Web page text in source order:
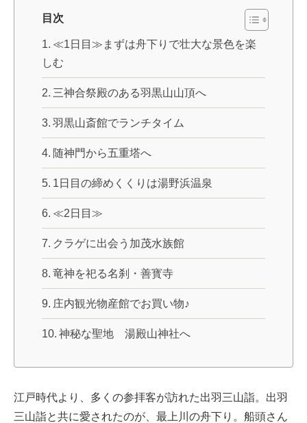
目次
≪1日目≫まずは舟下りで壮大な景色を楽
しむ
三神合祭殿のある羽黒山山頂へ
羽黒山斎館でランチタイム
随神門から五重塔へ
1日目の締めくくりは湯野浜温泉
≪2日目≫
クラゲに出会う加茂水族館
竜神を祀る名刹・善寳寺
庄内観光物産館でお買い物♪
神秘な聖地 湯殿山神社へ
江戸時代より、多くの参拝客が訪れた出羽三山詣。出羽
三山詣と共に愛されたのが、最上川の舟下り。船頭さん